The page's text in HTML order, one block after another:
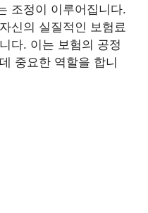
조정이 이루어집니다.
신의 실질적인 보험료
다. 이는 보험의 공정
중요한 역할을 합니